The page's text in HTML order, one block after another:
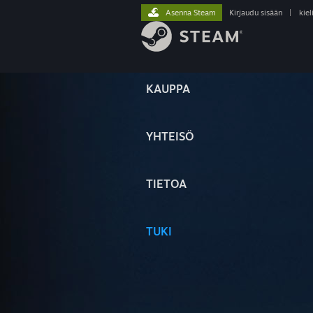
KAUPPA
YHTEISÖ
TIETOA
TUKI
Asenna Steam Kirjaudu sisään kieli